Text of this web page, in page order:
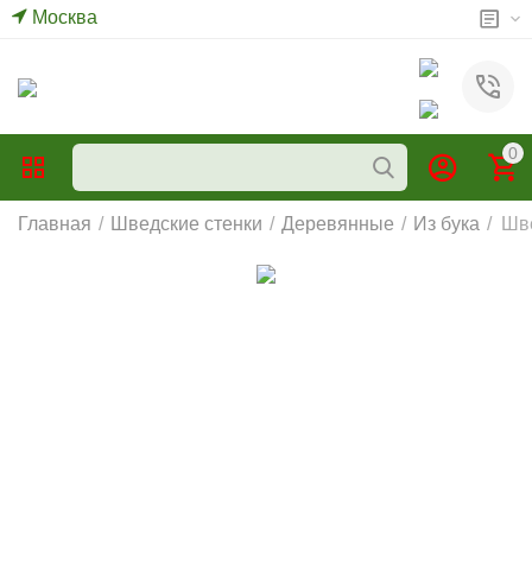
Москва
0
Главная / Шведские стенки / Деревянные / Из бука /